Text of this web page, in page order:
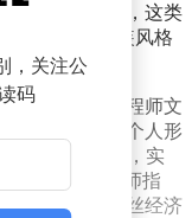
夹克销量激增，这类
技精英的着装风格
。相比传统工程师文
注重塑造鲜明个人形
征转化为商品，实
咨询机构分析师指
本质是利用粉丝经济
，关注公
码